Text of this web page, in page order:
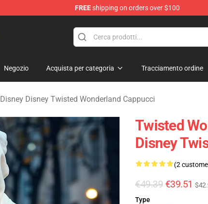
FREEshipping on orders over $100
Negozio Acquista per categoria Tracciamento ordine
Disney Disney Twisted Wonderland Cappucci
Twisted
Disney
(2
€49.39 €39.51
Type